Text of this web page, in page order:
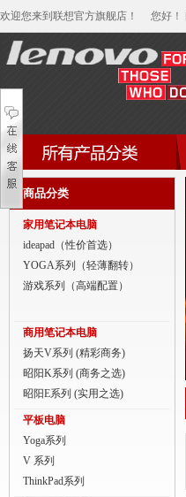
欢迎您来到联想官方旗舰店！ 您好 ！
家用笔记本电脑
商用笔记本电脑
平板电脑
商用分体台式机
家用一体台式机
ThinkPad
ThinkStation工作站
商品分类
家用笔记本电脑
ideapad（性价首选）
YOGA系列（轻薄翻转）
游戏系列（高端配置）
商用笔记本电脑
扬天V系列 (精彩商务)
昭阳K系列 (商务之选)
昭阳E系列 (实用之选)
平板电脑
Yoga系列
V 系列
ThinkPad系列